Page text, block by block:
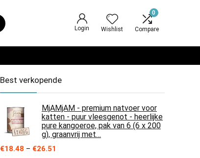
Login Wishlist
0
Compare
Best verkopende
MjAMjAM - premium natvoer voor
katten - puur vleesgenot - heerlijke
pure kangoeroe, pak van 6 (6 x 200
g), graanvrij met…
€18.48 – €26.51